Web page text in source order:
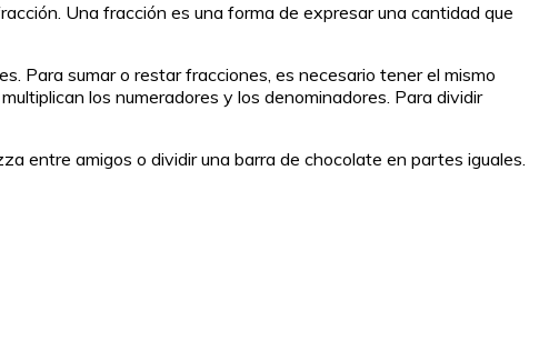
Una fracción es una forma de expresar una cantidad que
Para sumar o restar fracciones, es necesario tener el mismo
los numeradores y los denominadores. Para dividir
entre amigos o dividir una barra de chocolate en partes iguales.